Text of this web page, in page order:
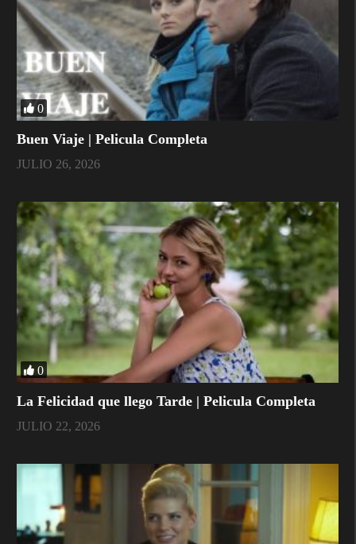
0
Buen Viaje | Pelicula Completa
JULIO 26, 2026
0
La Felicidad que llego Tarde | Pelicula Completa
JULIO 22, 2026